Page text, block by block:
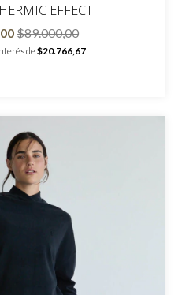
EFFECT
$89.000,00
de$20.766,67